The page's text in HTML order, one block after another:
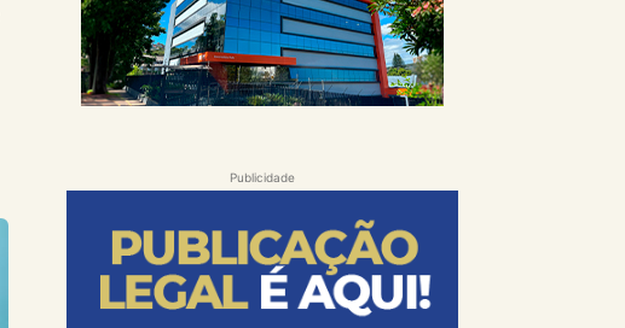
Publicidade